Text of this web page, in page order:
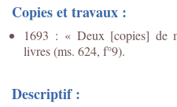
Copies et travaux :
1693 : « Deux [copies] de
livres (ms. 624, f°9).
Descriptif :